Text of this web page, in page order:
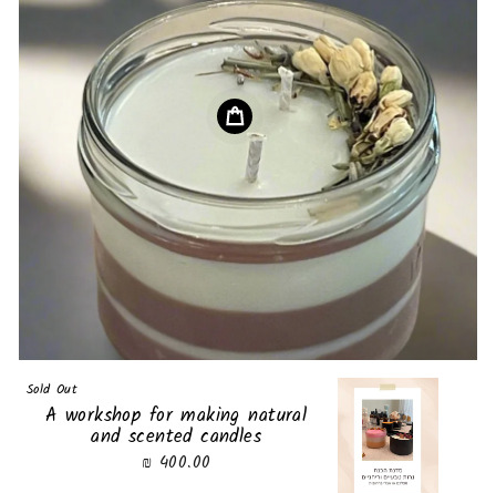
Sold Out
A workshop for making natural
and scented candles
400.00 ₪